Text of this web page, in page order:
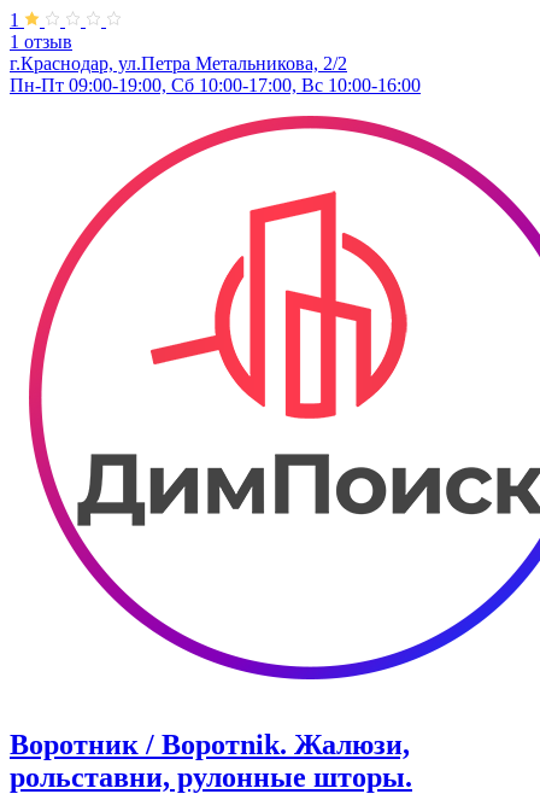
1
1 отзыв
г.Краснодар, ул.Петра Метальникова, 2/2
Пн-Пт 09:00-19:00, Сб 10:00-17:00, Вс 10:00-16:00
Воротник / Воротnik. Жалюзи,
рольставни, рулонные шторы.